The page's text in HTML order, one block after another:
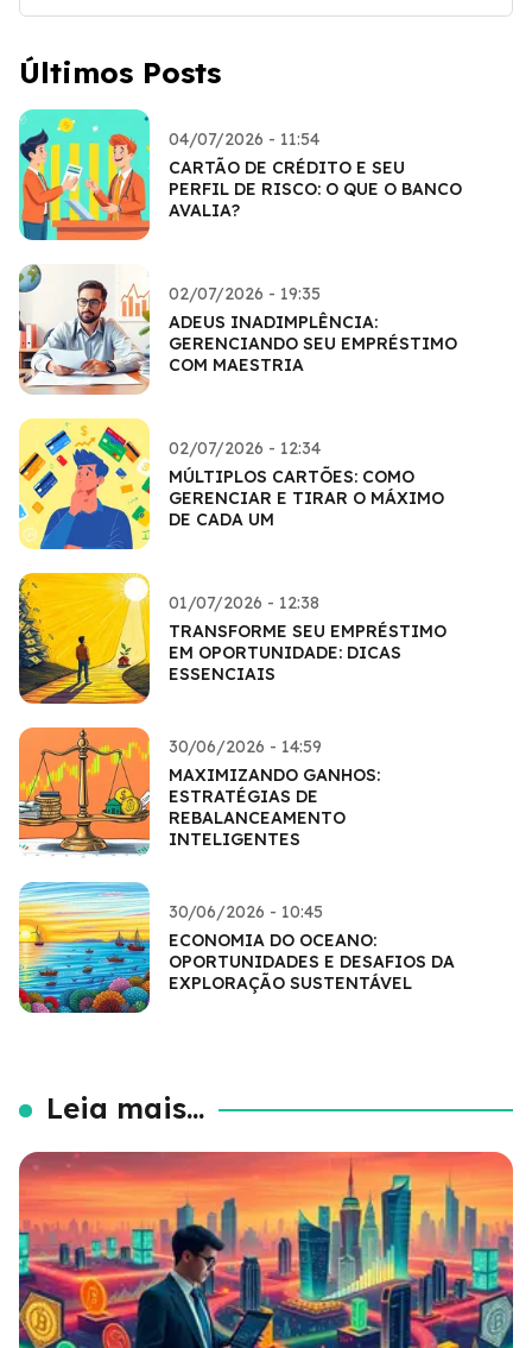
Últimos Posts
04/07/2026 - 11:54
CARTÃO DE CRÉDITO E SEU
PERFIL DE RISCO: O QUE O BANCO
AVALIA?
02/07/2026 - 19:35
ADEUS INADIMPLÊNCIA:
GERENCIANDO SEU EMPRÉSTIMO
COM MAESTRIA
02/07/2026 - 12:34
MÚLTIPLOS CARTÕES: COMO
GERENCIAR E TIRAR O MÁXIMO
DE CADA UM
01/07/2026 - 12:38
TRANSFORME SEU EMPRÉSTIMO
EM OPORTUNIDADE: DICAS
ESSENCIAIS
30/06/2026 - 14:59
MAXIMIZANDO GANHOS:
ESTRATÉGIAS DE
REBALANCEAMENTO
INTELIGENTES
30/06/2026 - 10:45
ECONOMIA DO OCEANO:
OPORTUNIDADES E DESAFIOS DA
EXPLORAÇÃO SUSTENTÁVEL
Leia mais...